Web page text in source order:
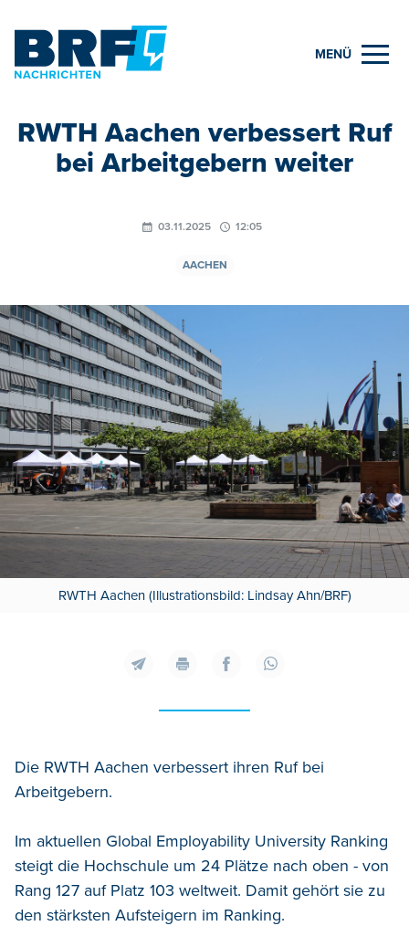
MENÜ
RWTH Aachen verbessert Ruf
bei Arbeitgebern weiter
03.11.2025 12:05
AACHEN
RWTH Aachen (Illustrationsbild: Lindsay Ahn/BRF)
Die RWTH Aachen verbessert ihren Ruf bei
Arbeitgebern.
Im aktuellen Global Employability University Ranking
steigt die Hochschule um 24 Plätze nach oben - von
Rang 127 auf Platz 103 weltweit. Damit gehört sie zu
den stärksten Aufsteigern im Ranking.